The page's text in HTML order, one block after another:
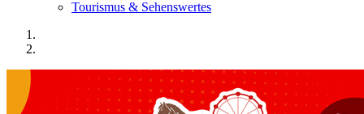
Tourismus & Sehenswertes